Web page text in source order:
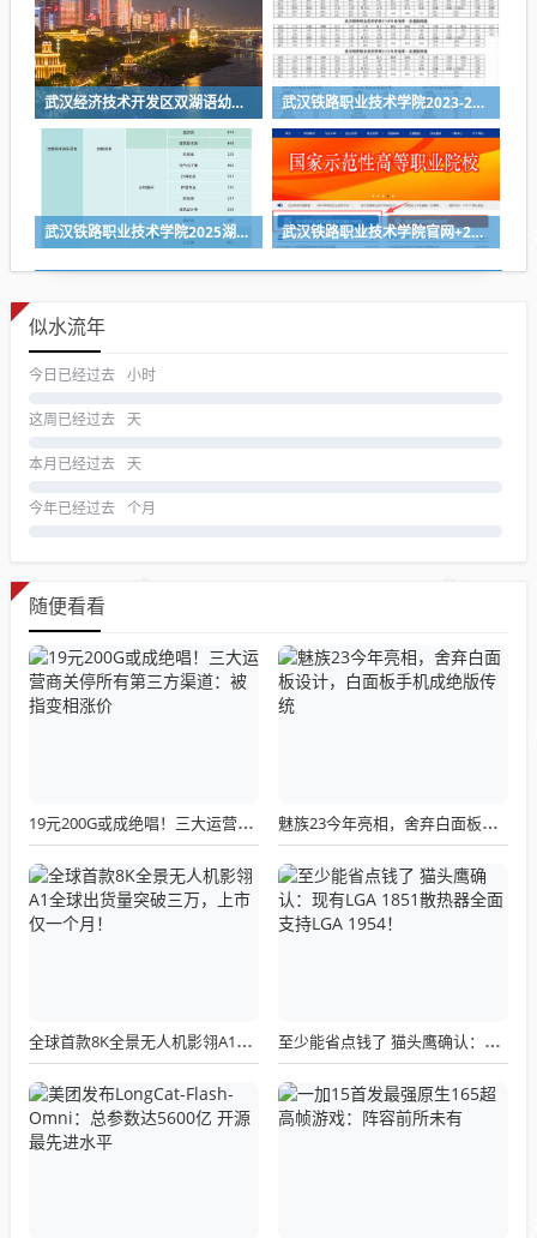
武汉经济技术开发区双湖语幼儿园2024年秋季招生简章 武汉铁路职业技术学院2023-2025各省第一志愿投档线
武汉铁路职业技术学院2025湖北省各专业组投档线 武汉铁路职业技术学院官网+2026招生录取结果查询入口
似水流年
今日已经过去 小时
这周已经过去 天
本月已经过去 天
今年已经过去 个月
随便看看
19元200G或成绝唱！三大运营商关停所有第三方渠道：被指变相涨价 魅族23今年亮相，舍弃白面板设计，白面板手机成绝版传统
全球首款8K全景无人机影翎A1全球出货量突破三万，上市仅一个月！ 至少能省点钱了 猫头鹰确认：现有LGA 1851散热器全面支持LGA 1954！